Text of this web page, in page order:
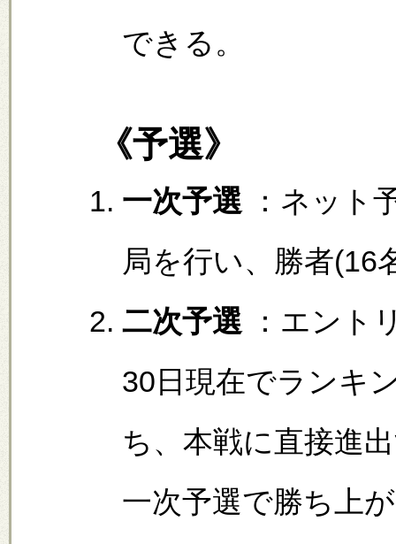
できる。
《予選》
一次予選 ：ネット
局を行い、勝者(16
二次予選 ：エント
30日現在でランキ
ち、本戦に直接進
一次予選で勝ち上